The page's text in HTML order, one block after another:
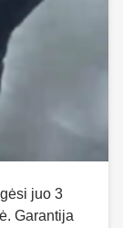
juo 3
Garantija